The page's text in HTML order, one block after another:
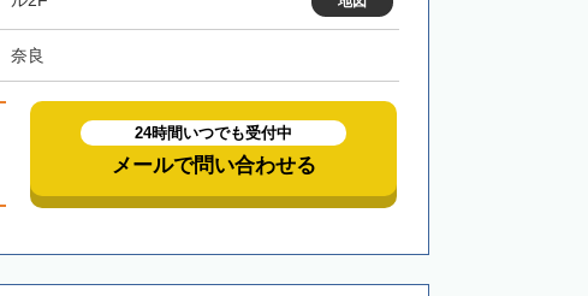
奈良
24時間いつでも受付中
メールで問い合わせる